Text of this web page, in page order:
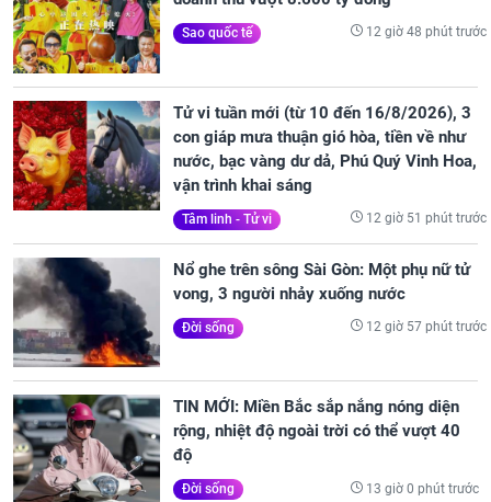
Sao quốc tế 12 giờ 48 phút trước
Tử vi tuần mới (từ 10 đến 16/8/2026), 3
con giáp mưa thuận gió hòa, tiền về như
nước, bạc vàng dư dả, Phú Quý Vinh Hoa,
vận trình khai sáng
Tâm linh - Tử vi 12 giờ 51 phút trước
Nổ ghe trên sông Sài Gòn: Một phụ nữ tử
vong, 3 người nhảy xuống nước
Đời sống 12 giờ 57 phút trước
TIN MỚI: Miền Bắc sắp nắng nóng diện
rộng, nhiệt độ ngoài trời có thể vượt 40
độ
Đời sống 13 giờ 0 phút trước